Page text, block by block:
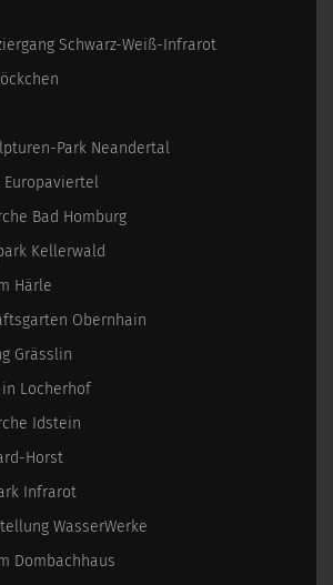
Schwarz-Weiß-Infrarot
Park Neandertal
Europaviertel
Bad Homburg
Kellerwald
Härle
Obernhain
Grässlin
in Locherhof
Idstein
Horst
Infrarot
WasserWerke
Dombachhaus